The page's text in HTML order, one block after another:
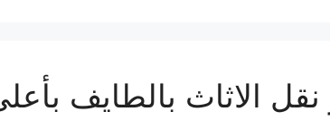
الاثاث بالطايف